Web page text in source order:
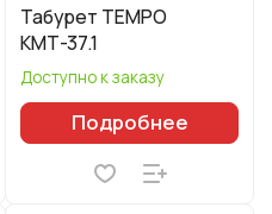
Табурет TEMPO
КМТ-37.1
Доступно к заказу
Подробнее